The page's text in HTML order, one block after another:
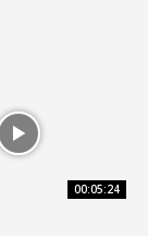
00:05:24